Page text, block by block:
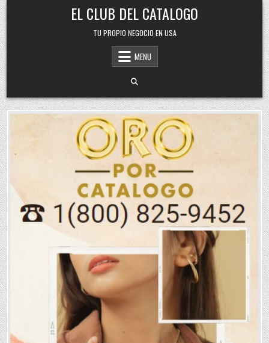
Skip
to
content
EL CLUB DEL CATALOGO
TU PROPIO NEGOCIO EN USA
MENU